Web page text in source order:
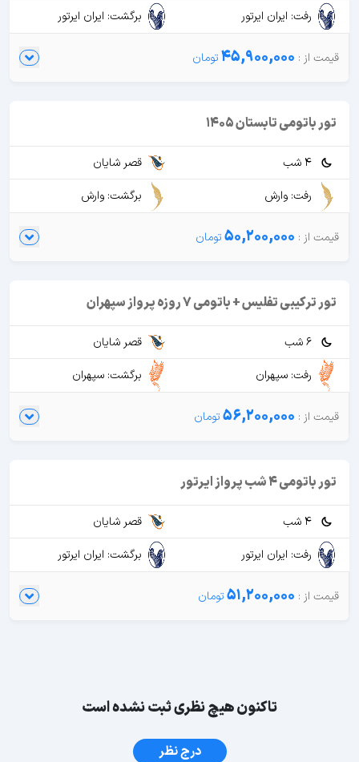
رفت: ایران ایرتور
برگشت: ایران ایرتور
45,900,000
تور باتومی تابستان 1405
4 شب
قصر شایان
رفت: وارش
برگشت: وارش
50,200,000
تور ترکیبی تفلیس + باتومی 7 روزه پرواز سپهران
6 شب
قصر شایان
رفت: سپهران
برگشت: سپهران
56,200,000
تور باتومی 4 شب پرواز ایرتور
4 شب
قصر شایان
رفت: ایران ایرتور
برگشت: ایران ایرتور
51,200,000
تاکنون هیچ نظری ثبت نشده است
درج نظر